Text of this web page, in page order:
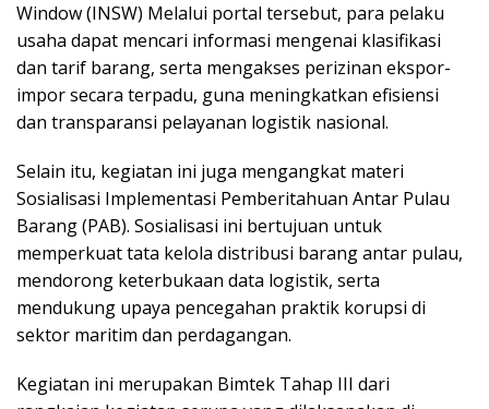
Window (INSW) Melalui portal tersebut, para pelaku
usaha dapat mencari informasi mengenai klasifikasi
dan tarif barang, serta mengakses perizinan ekspor-
impor secara terpadu, guna meningkatkan efisiensi
dan transparansi pelayanan logistik nasional.
Selain itu, kegiatan ini juga mengangkat materi
Sosialisasi Implementasi Pemberitahuan Antar Pulau
Barang (PAB). Sosialisasi ini bertujuan untuk
memperkuat tata kelola distribusi barang antar pulau,
mendorong keterbukaan data logistik, serta
mendukung upaya pencegahan praktik korupsi di
sektor maritim dan perdagangan.
Kegiatan ini merupakan Bimtek Tahap III dari